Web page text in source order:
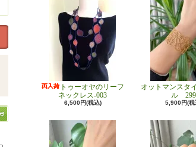
トゥーオヤのリーフ
ネックレス-003
6,500円(税込)
オットマンスタ
ル 299
5,900円(税